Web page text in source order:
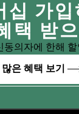
가입
택 받
동의자에 한해
많은 혜택 보기